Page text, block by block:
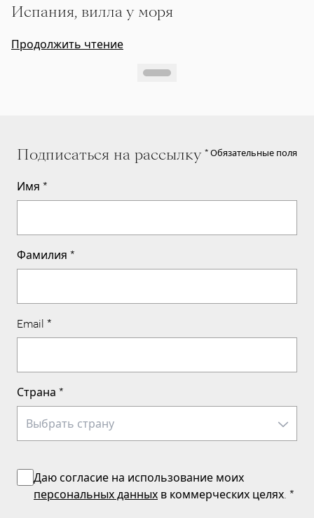
Испания, вилла у моря
Продолжить чтение
Подписаться на рассылку * Обязательные поля
Имя *
Фамилия *
Email *
Страна *
Даю согласие на использование моих
персональных данных в коммерческих целях. *